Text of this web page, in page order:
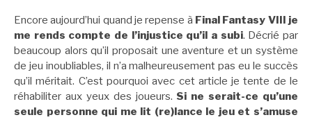
Encore aujourd’hui quand je repense à Final Fantasy VIII je
me rends compte de l’injustice qu’il a subi. Décrié par
beaucoup alors qu’il proposait une aventure et un système
de jeu inoubliables, il n’a malheureusement pas eu le succès
qu’il méritait. C’est pourquoi avec cet article je tente de le
réhabiliter aux yeux des joueurs. Si ne serait-ce qu’une
seule personne qui me lit (re)lance le jeu et s’amuse